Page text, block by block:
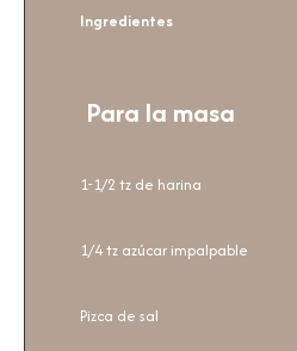
Ingredientes
Para la masa
1-1/2 tz de harina
1/4 tz azúcar impalpable
Pizca de sal